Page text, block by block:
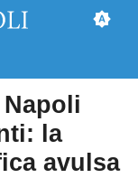
la
avulsa